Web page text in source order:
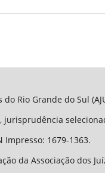
Rio Grande do Sul
Impresso: 1679-1363.
da Associação dos